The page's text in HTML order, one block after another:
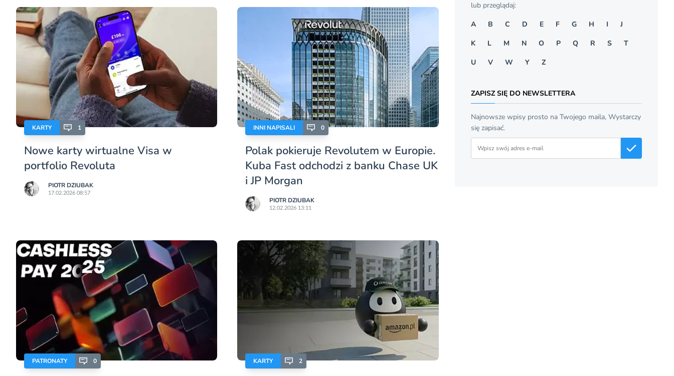
KARTY 1
Nowe karty wirtualne Visa w
portfolio Revoluta
PIOTR DZIUBAK
17.02.2026 08:57
INNI NAPISALI 0
Polak pokieruje Revolutem w Europie.
Kuba Fast odchodzi z banku Chase UK
i JP Morgan
PIOTR DZIUBAK
12.02.2026 13:11
PATRONATY 0 KARTY 2
lub przeglądaj:
A
B C D E F G H I
J
K
L M N O P Q R S
T
U
V W Y Z
ZAPISZ SIĘ DO NEWSLETTERA
Najnowsze wpisy prosto na Twojego maila, Wystarczy
się zapisać.